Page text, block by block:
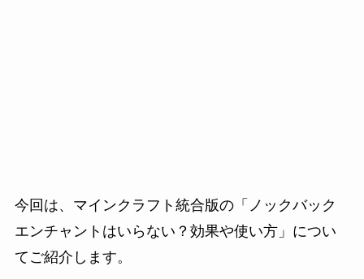
今回は、マインクラフト統合版の「ノックバック
エンチャントはいらない？効果や使い方」につい
てご紹介します。